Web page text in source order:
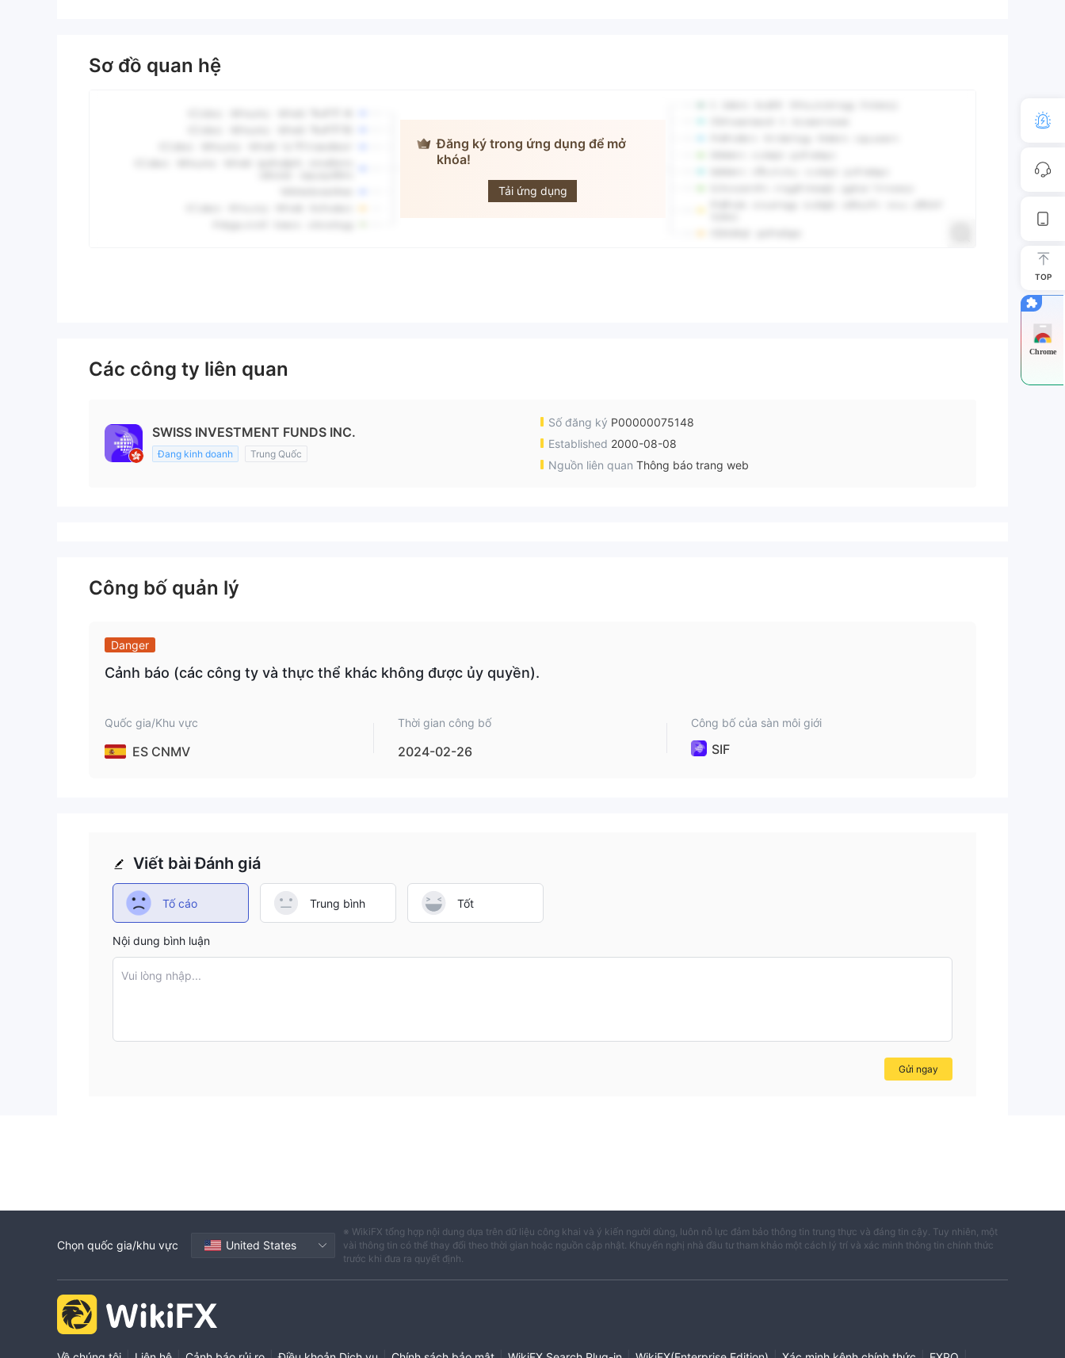
Sơ đồ quan hệ
Đăng ký trong ứng dụng để mở
khóa!
Tải ứng dụng
Các công ty liên quan
SWISS INVESTMENT FUNDS INC.
Đang kinh doanh Trung Quốc
Số đăng ký P00000075148
Established 2000-08-08
Nguồn liên quan Thông báo trang web
Công bố quản lý
Danger
Cảnh báo (các công ty và thực thể khác không được ủy quyền).
Quốc gia/Khu vực
ES CNMV
Thời gian công bố
2024-02-26
Công bố của sàn môi giới
SIF
Viết bài Đánh giá
Tố cáo Trung bình Tốt
Nội dung bình luận
Vui lòng nhập...
Gửi ngay
TOP
Chrome
Chọn quốc gia/khu vực United States
※ WikiFX tổng hợp nội dung dựa trên dữ liệu công khai và ý kiến người dùng, luôn nỗ lực đảm bảo thông tin trung thực và đáng tin cậy. Tuy nhiên, một
vài thông tin có thể thay đổi theo thời gian hoặc nguồn cập nhật. Khuyến nghị nhà đầu tư tham khảo một cách lý trí và xác minh thông tin chính thức
trước khi đưa ra quyết định.